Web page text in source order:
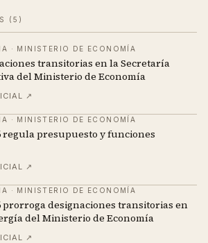
( 5 )
· MINISTERIO DE ECONOMÍA
transitorias en la Secretaría
del Ministerio de Economía
↗
· MINISTERIO DE ECONOMÍA
regula presupuesto y funciones
↗
· MINISTERIO DE ECONOMÍA
prorroga designaciones transitorias en
del Ministerio de Economía
↗